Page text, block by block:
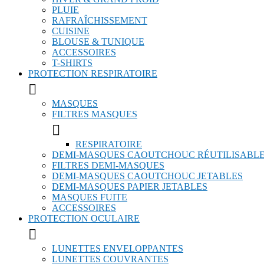
PLUIE
RAFRAÎCHISSEMENT
CUISINE
BLOUSE & TUNIQUE
ACCESSOIRES
T-SHIRTS
PROTECTION RESPIRATOIRE

MASQUES
FILTRES MASQUES

RESPIRATOIRE
DEMI-MASQUES CAOUTCHOUC
FILTRES DEMI-MASQUES
DEMI-MASQUES CAOUTCHOUC JETABLES
DEMI-MASQUES PAPIER JETABLES
MASQUES FUITE
ACCESSOIRES
PROTECTION OCULAIRE

LUNETTES ENVELOPPANTES
LUNETTES COUVRANTES